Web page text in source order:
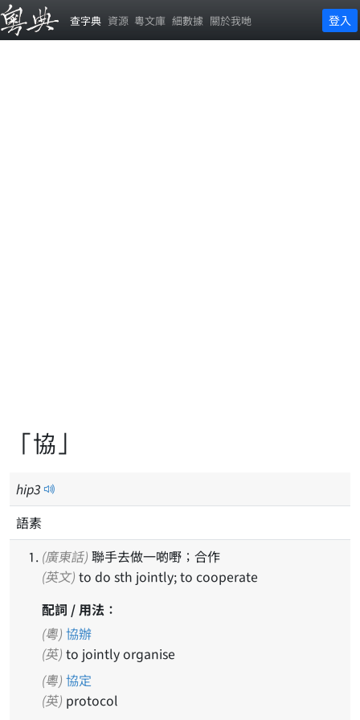
查字典 資源 粵文庫 細數據 關於我哋 登入
「協」
hip3
語素
(廣東話) 聯手去做一啲嘢；合作
(英文) to do sth jointly; to cooperate
配詞 / 用法：
(粵) 協辦
(英) to jointly organise
(粵) 協定
(英) protocol